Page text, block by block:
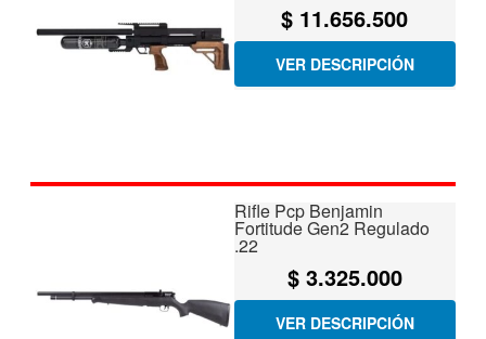
$ 11.656.500
VER DESCRIPCIÓN
Rifle Pcp Benjamin
Fortitude Gen2 Regulado
.22
$3.325.000
VER DESCRIPCIÓN